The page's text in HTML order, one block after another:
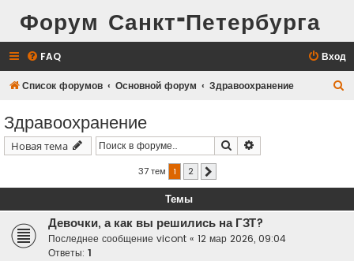
Форум Санкт-Петербурга
FAQ Вход
Список форумов Основной форум Здравоохранение
Здравоохранение
Новая тема Поиск
37 тем 1 2
Темы
Девочки, а как вы решились на ГЗТ?
Последнее сообщение vicont « 12 мар 2026, 09:04
Ответы: 1